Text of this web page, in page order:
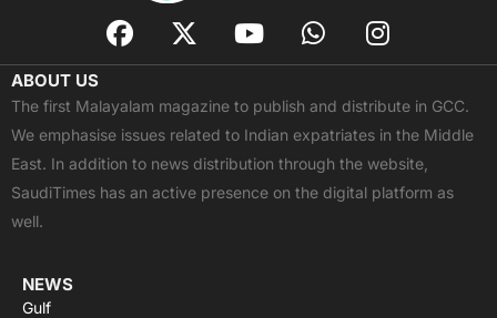
F
a
c
e
b
o
o
k
X
-
t
w
i
t
t
e
Y
o
u
t
u
b
e
W
h
a
t
s
a
p
p
I
n
s
t
a
g
r
a
ABOUT US
The first Malayalam magazine to publish and distribute in GCC.
We emphasise issues related to Indian expatriates in the Middle
East. In addition to news distribution through the website,
SaudiTimes has an active presence on the digital platform as
well.
NEWS
Gulf